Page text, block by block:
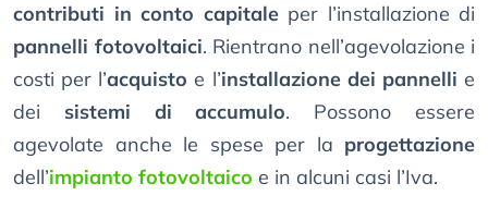
contributi in conto capitaleper l’installazione di
pannelli fotovoltaici. Rientrano nell’agevolazione i
costi per l’acquisto e l’installazione dei pannelli e
dei sistemi di accumulo. Possono essere
agevolate anche le spese per la progettazione
dell’impianto fotovoltaico e in alcuni casi l’Iva.